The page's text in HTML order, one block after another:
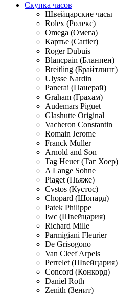
Скупка часов
Швейцарские часы
Rolex (Ролекс)
Omega (Омега)
Картье (Cartier)
Roger Dubuis
Blancpain (Бланпен)
Breitling (Брайтлинг)
Ulysse Nardin
Panerai (Панерай)
Graham (Грахам)
Audemars Piguet
Glashutte Original
Vacheron Constantin
Romain Jerome
Franck Muller
Arnold and Son
Tag Heuer (Таг Хоер)
A Lange Sohne
Piaget (Пьяже)
Cvstos (Кустос)
Chopard (Шопард)
Patek Philippe
Iwc (Швейцария)
Richard Mille
Parmigiani Fleurier
De Grisogono
Van Cleef Arpels
Perrelet (Швейцария)
Concord (Конкорд)
Daniel Roth
Zenith (Зенит)